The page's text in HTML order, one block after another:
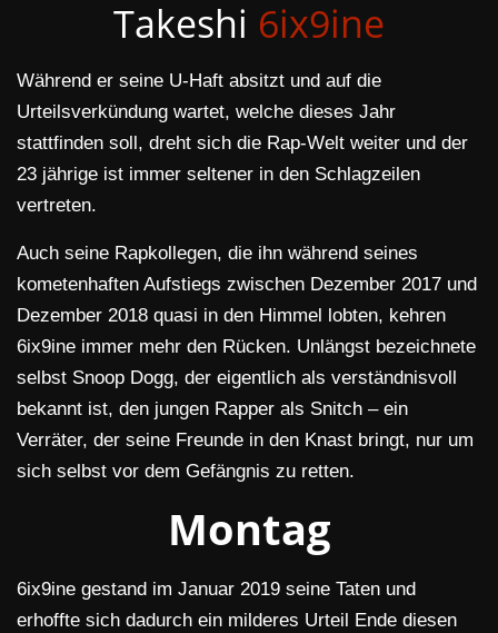
Takeshi 6ix9ine
Während er seine U-Haft absitzt und auf die
Urteilsverkündung wartet, welche dieses Jahr
stattfinden soll, dreht sich die Rap-Welt weiter und der
23 jährige ist immer seltener in den Schlagzeilen
vertreten.
Auch seine Rapkollegen, die ihn während seines
kometenhaften Aufstiegs zwischen Dezember 2017 und
Dezember 2018 quasi in den Himmel lobten, kehren
6ix9ine immer mehr den Rücken. Unlängst bezeichnete
selbst Snoop Dogg, der eigentlich als verständnisvoll
bekannt ist, den jungen Rapper als Snitch – ein
Verräter, der seine Freunde in den Knast bringt, nur um
sich selbst vor dem Gefängnis zu retten.
Montag
6ix9ine gestand im Januar 2019 seine Taten und
erhoffte sich dadurch ein milderes Urteil Ende diesen